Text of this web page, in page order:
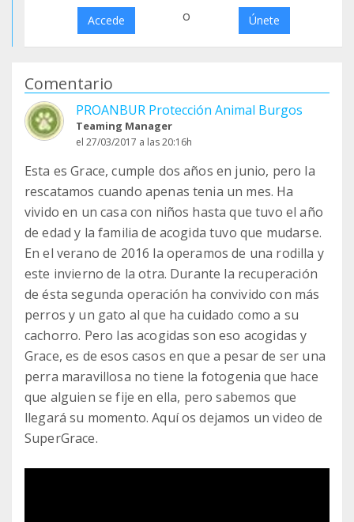
Accede o Únete
Comentario
PROANBUR Protección Animal Burgos
Teaming Manager
el 27/03/2017 a las 20:16h
Esta es Grace, cumple dos años en junio, pero la
rescatamos cuando apenas tenia un mes. Ha
vivido en un casa con niños hasta que tuvo el año
de edad y la familia de acogida tuvo que mudarse.
En el verano de 2016 la operamos de una rodilla y
este invierno de la otra. Durante la recuperación
de ésta segunda operación ha convivido con más
perros y un gato al que ha cuidado como a su
cachorro. Pero las acogidas son eso acogidas y
Grace, es de esos casos en que a pesar de ser una
perra maravillosa no tiene la fotogenia que hace
que alguien se fije en ella, pero sabemos que
llegará su momento. Aquí os dejamos un video de
SuperGrace.